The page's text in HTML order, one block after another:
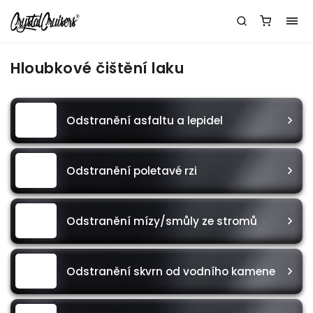
Hloubkové čištění laku
Odstranění asfaltu a lepidel
Odstranění poletavé rzi
Odstranění mízy/smůly ze stromů
Odstranění skvrn od vodního kamene